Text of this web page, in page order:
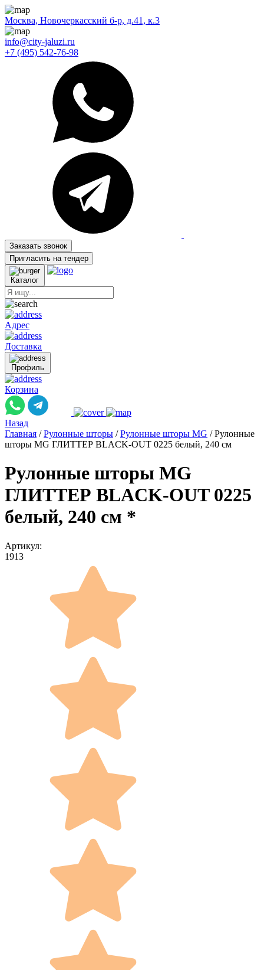
Москва, Новочеркасский б-р, д.41, к.3
info@city-jaluzi.ru
+7 (495) 542-76-98
Заказать звонок
Пригласить на тендер
Каталог
Адрес
Доставка
Профиль
Корзина
Назад
Главная / Рулонные шторы / Рулонные шторы MG / Рулонные
шторы MG ГЛИТТЕР BLACK-OUT 0225 белый, 240 см
Рулонные шторы MG
ГЛИТТЕР BLACK-OUT 0225
белый, 240 см *
Артикул:
1913